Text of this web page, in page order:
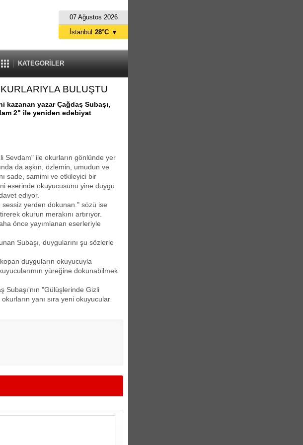
07 Ağustos 2026
KATEGORİLER
İstanbul 28°C ▼
BULUŞTU
kazanan yazar Çağdaş Subaşı,
2" ile yeniden edebiyat
Sevdam" ile okurların gönlünde yer
da aşkın, özlemin, umudun ve
sade, samimi ve etkileyici bir
eserinde okuyucusunu yine duygu
ediyor.
sessiz yerden dokunan." sözü ise
okurun merakını artırıyor.
önce yayımlanan eserleriyle
Subaşı, duygularını şu sözlerle
duyguların okuyucuyla
yüreğine dokunabilmek
Subaşı'nın "Gülüşlerinde Gizli
yanı sıra yeni okuyucular